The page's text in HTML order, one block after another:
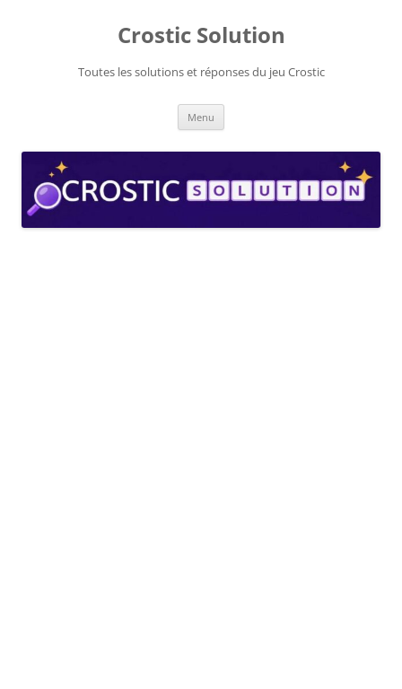
Crostic Solution
Toutes les solutions et réponses du jeu Crostic
Menu